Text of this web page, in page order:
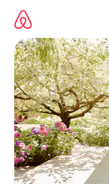
para
conteúdo